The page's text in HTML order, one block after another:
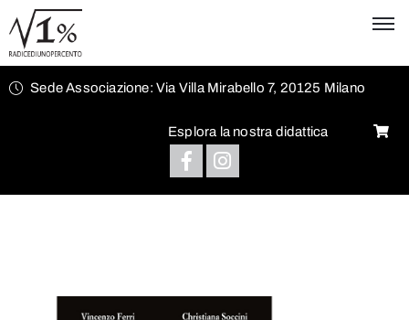
Sede Associazione: Via Villa Mirabello 7, 20125 Milano
Esplora la nostra didattica